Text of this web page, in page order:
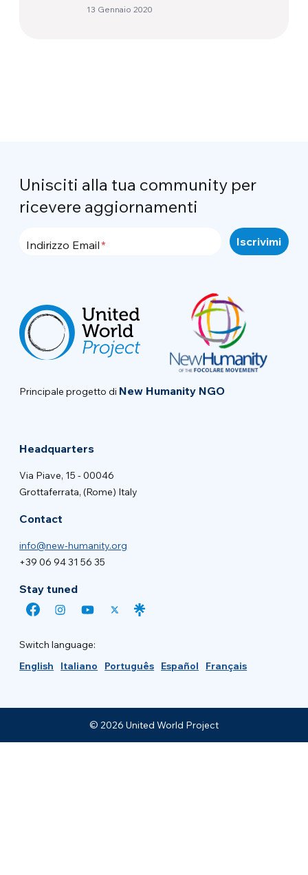
13 Gennaio 2020
Unisciti alla tua community per
ricevere aggiornamenti
Indirizzo Email
Principale progetto di New Humanity NGO
Headquarters
Via Piave, 15 - 00046
Grottaferrata, (Rome) Italy
Contact
info@new-humanity.org
+39 06 94 31 56 35
Stay tuned
Switch language:
English
Italiano Português Español Français
© 2026 United World Project